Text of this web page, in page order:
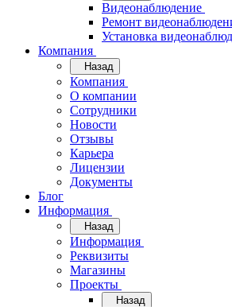
Видеонаблюдение
Ремонт
Установка
Компания
Назад
Компания
О компании
Сотрудники
Новости
Отзывы
Карьера
Лицензии
Документы
Блог
Информация
Назад
Информация
Реквизиты
Магазины
Проекты
Назад